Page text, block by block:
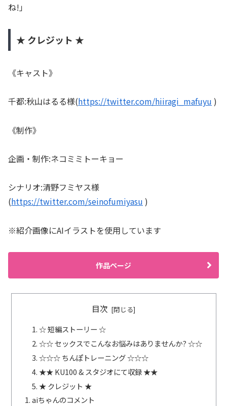
ね!」
★ クレジット ★
《キャスト》
千都:秋山はるる様(https://twitter.com/hiiragi_mafuyu )
《制作》
企画・制作:ネコミミトーキョー
シナリオ:清野フミヤス様
(https://twitter.com/seinofumiyasu )
※紹介画像にAIイラストを使用しています
作品ページ
目次
☆ 短編ストーリー ☆
☆☆ セックスでこんなお悩みはありませんか? ☆☆
☆☆☆ ちんぽトレーニング ☆☆☆
★★ KU100 & スタジオにて収録 ★★
★ クレジット ★
aiちゃんのコメント